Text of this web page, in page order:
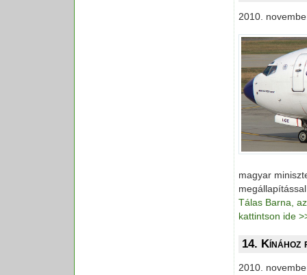
2010.
magyar
Tálas Barna,
kattintson ide
14.
2010.